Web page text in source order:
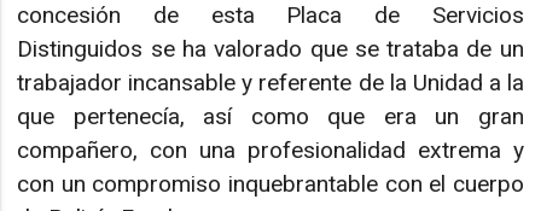
concesión de esta Placa de Servicios
Distinguidos se ha valorado que se trataba de un
trabajador incansable y referente de la Unidad a la
que pertenecía, así como que era un gran
compañero, con una profesionalidad extrema y
con un compromiso inquebrantable con el cuerpo